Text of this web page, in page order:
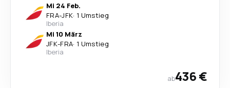
Mi 24 Feb.
FRA-JFK· 1 Umstieg
Iberia
Mi 10 März
JFK-FRA· 1 Umstieg
Iberia
ab436 €